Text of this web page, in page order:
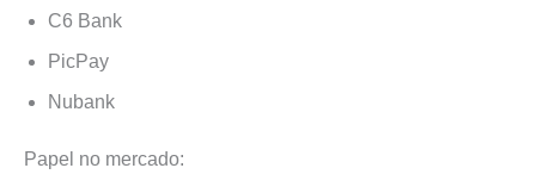
C6 Bank
PicPay
Nubank
Papel no mercado: